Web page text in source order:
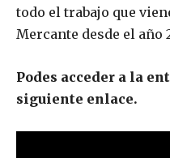
todo el trabajo que
Mercante desde el año
Podes acceder a la
siguiente enlace.